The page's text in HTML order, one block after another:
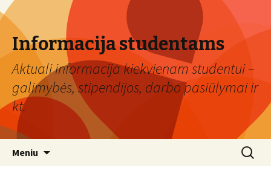
Informacija studentams
Aktuali informacija kiekvienam studentui –
galimybės, stipendijos, darbo pasiūlymai ir
kt.
Meniu Ieškoti: